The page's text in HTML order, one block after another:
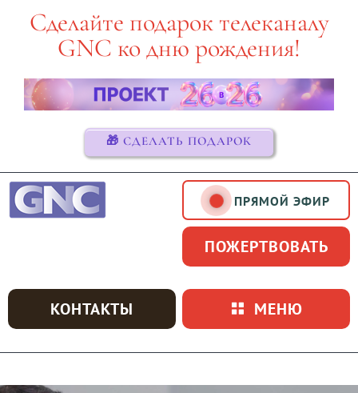
Сделайте подарок телеканалу
GNC ко дню рождения!
🎁 СДЕЛАТЬ ПОДАРОК
ПРЯМОЙ ЭФИР
ПОЖЕРТВОВАТЬ
КОНТАКТЫ МЕНЮ